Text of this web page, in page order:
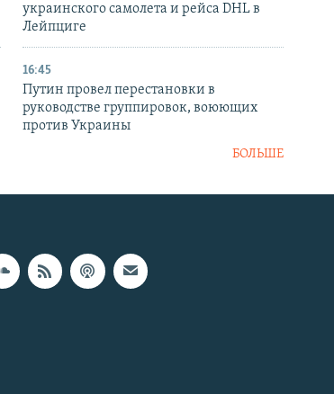
украинского самолета и рейса DHL в
Лейпциге
16:45
Путин провел перестановки в
руководстве группировок, воюющих
против Украины
БОЛЬШЕ